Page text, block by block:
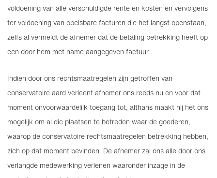
voldoening van alle verschuldigde rente en kosten en vervolgens
ter voldoening van opeisbare facturen die het langst openstaan,
zelfs al vermeldt de afnemer dat de betaling betrekking heeft op
een door hem met name aangegeven factuur.
Indien door ons rechtsmaatregelen zijn getroffen van
conservatoire aard verleent afnemer ons reeds nu en voor dat
moment onvoorwaardelijk toegang tot, althans maakt hij het ons
mogelijk om al die plaatsen te betreden waar de goederen,
waarop de conservatoire rechtsmaatregelen betrekking hebben,
zich op dat moment bevinden. De afnemer zal ons alle door ons
verlangde medewerking verlenen waaronder inzage in de